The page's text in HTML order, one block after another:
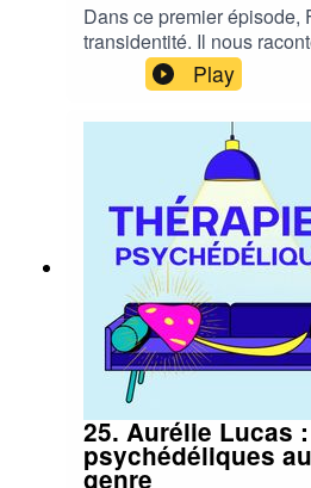
Dans ce premier épisode,
transidentité. Il nous
pour lui d'être trans, son
les choix qu'il a dû faire, y
et pourquoi la transidentité
intime et un acte politique.
épisode, on parlera de
psychédéliques ont été
pour lui, en lien direct
de Filip :
https://healwithfil.com/
Play
25. Aurélie Lucas
psychédéliques
genre